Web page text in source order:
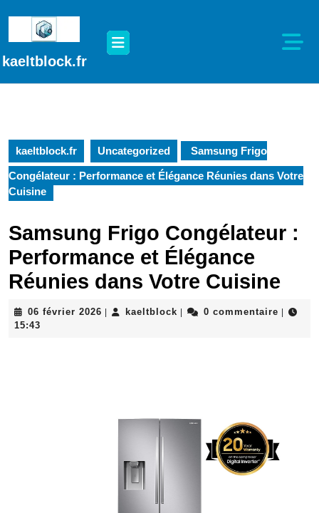
contenu
kaeltblock.fr
Open
Button
kaeltblock.fr Uncategorized Samsung Frigo
Congélateur : Performance et Élégance Réunies dans Votre
Cuisine
Samsung Frigo Congélateur :
Performance et Élégance
Réunies dans Votre Cuisine
06 février 2026 06
kaeltblock kaeltblock0 commentaire
15:43